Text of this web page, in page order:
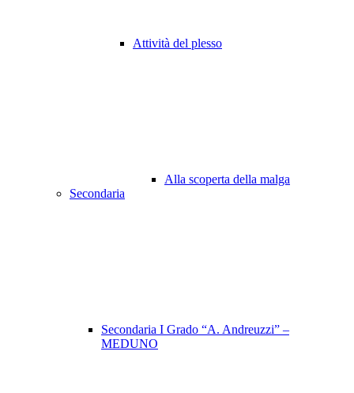
Attività del plesso
Alla scoperta della malga
Secondaria
Secondaria I Grado “A. Andreuzzi” –
MEDUNO